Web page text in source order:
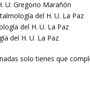
U: Gregorio Marañón
del H. U. La Paz
del H. U. La Paz
del H. U. La Paz
solo tienes que